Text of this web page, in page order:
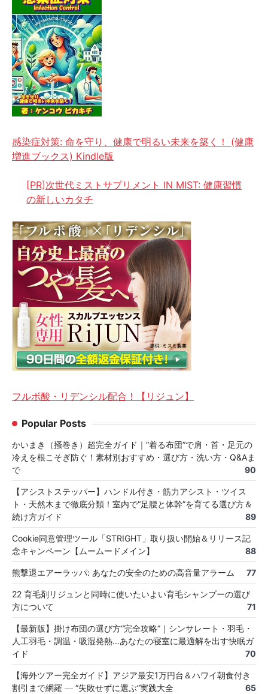
感染症対策: 命を守り、健康で明るい未来を築く！ (健康
増進ブックス) Kindle版
[PR]次世代ミストサプリメント IN MIST: 健康習慣
の新しいカタチ
フルボ酸・リデンシル配合！【リジュン】
Popular Posts
かいまき（掻巻き）超完全ガイド｜“着る布団”で肩・首・足元の
冷えを根こそぎ防ぐ！素材別おすすめ・選び方・洗い方・Q&Aま
で
90
【アシストステッパー】ハンドル付き・筋力アシスト・ツイス
ト・天然木まで徹底分類！室内で“足腰と体幹”を育てる選び方＆
続け方ガイド
89
Cookie同意管理ツール「STRIGHT」取り扱い開始＆リリース記
念キャンペーン【ムームードメイン】
88
熊撃退エアーラッパ: あなたの安全のための高音量アラーム 77
22 育毛剤リジュンと同時に使いたいよい育毛シャンプーの選び
方について
71
【最新版】掛け布団の選び方“完全攻略”｜シンサレート・羽毛・
人工羽毛・調温・吸湿発熱…あなたの寝室に最適解を出す快眠ガ
イド
70
【海外ツアー完全ガイド】アジア最安1万円台＆ハワイ朝食付き
割引まで網羅 ― “失敗せずに選ぶ”実践大全
65